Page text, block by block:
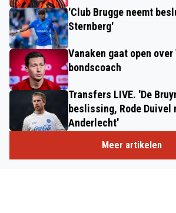
'Club Brugge neemt
Sternberg'
Vanaken gaat open over
bondscoach
Transfers LIVE. 'De
beslissing, Rode Duivel
Anderlecht'
Meer artikelen